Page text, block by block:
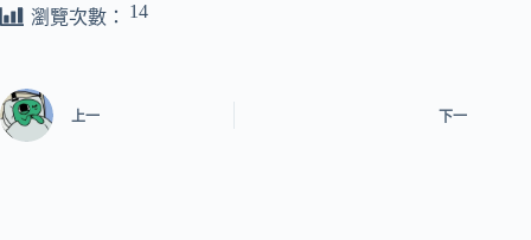
瀏覽次數： 14
上一 下一